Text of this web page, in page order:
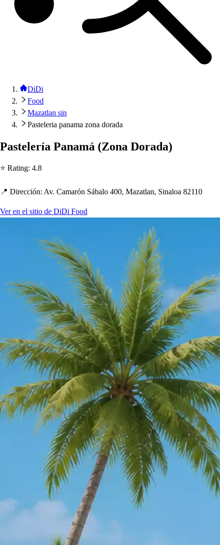
DiDi
Food
Mazatlan sin
Pasteleria panama zona dorada
Pastelería Panamá (Zona Dorada)
⭐ Rating: 4.8
📍 Dirección: Av. Camarón Sábalo 400, Mazatlan, Sinaloa 82110
Ver en el sitio de DiDi Food